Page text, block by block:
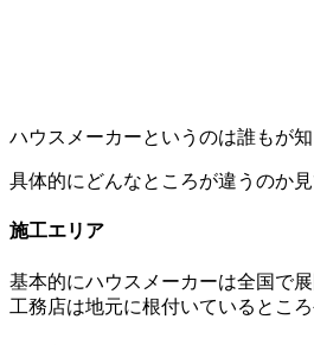
ハウスメーカーというのは誰もが
具体的にどんなところが違うのか見
施工エリア
基本的にハウスメーカーは全国で
工務店は地元に根付いているとこ